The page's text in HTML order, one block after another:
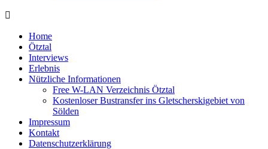
Home
Ötztal
Interviews
Erlebnis
Nützliche Informationen
Free W-LAN Verzeichnis Ötztal
Kostenloser Bustransfer ins Gletscherskigebiet von
Sölden
Impressum
Kontakt
Datenschutzerklärung